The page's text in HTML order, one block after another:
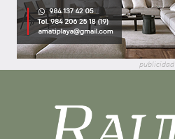
publicidad